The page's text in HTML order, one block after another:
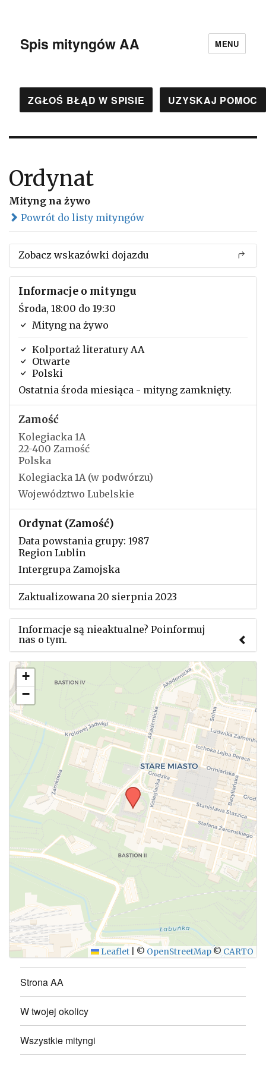
Spis mityngów AA MENU
ZGŁOŚ BŁĄD W SPISIE UZYSKAJ POMOC
Ordynat
Mityng na żywo
Powrót do listy mityngów
Zobacz wskazówki dojazdu
Informacje o mityngu
Środa, 18:00 do 19:30
Mityng na żywo
Kolportaż literatury AA
Otwarte
Polski
Ostatnia środa miesiąca - mityng zamknięty.
Zamość
Kolegiacka 1A
22-400 Zamość
Polska
Kolegiacka 1A (w podwórzu)
Województwo Lubelskie
Ordynat (Zamość)
Data powstania grupy: 1987
Region Lublin
Intergrupa Zamojska
Zaktualizowana 20 sierpnia 2023
Informacje są nieaktualne? Poinformuj
nas o tym.
Użyj tego formularza aby przesłać informację o
zmianach w powyższym mityngu.
WYŚLIJ
+
−
Leaflet © OpenStreetMap © CARTO
Strona AA
W twojej okolicy
Wszystkie mityngi